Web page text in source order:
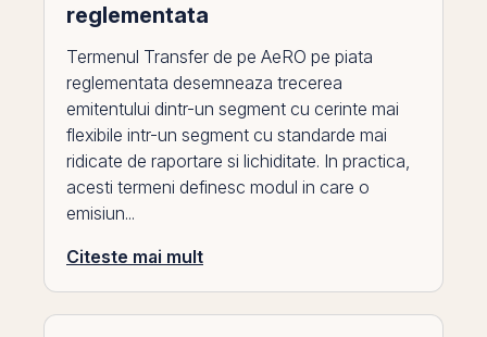
reglementata
Termenul Transfer de pe AeRO pe piata
reglementata desemneaza trecerea
emitentului dintr-un segment cu cerinte mai
flexibile intr-un segment cu standarde mai
ridicate de raportare si lichiditate. In practica,
acesti termeni definesc modul in care o
emisiun...
Citeste mai mult